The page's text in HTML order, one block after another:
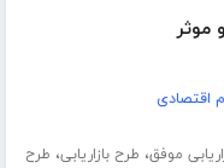
موثر
اقتصادی
موفق، طرح بازاریابی، طرح